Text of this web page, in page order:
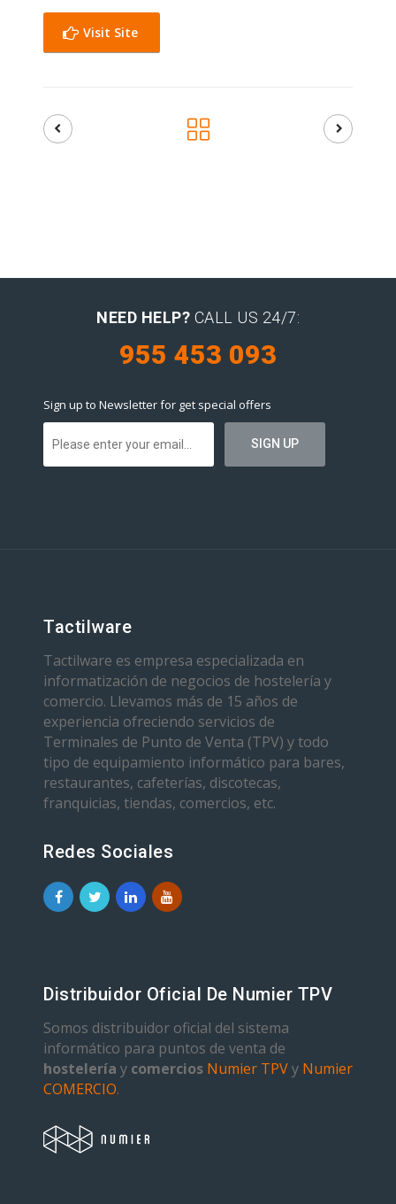
Visit Site
NEED HELP? CALL US 24/7:
955 453 093
Sign up to Newsletter for get special offers
Tactilware
Tactilware es empresa especializada en
informatización de negocios de hostelería y
comercio. Llevamos más de 15 años de
experiencia ofreciendo servicios de
Terminales de Punto de Venta (TPV) y todo
tipo de equipamiento informático para bares,
restaurantes, cafeterías, discotecas,
franquicias, tiendas, comercios, etc.
Redes Sociales
Distribuidor Oficial De Numier TPV
Somos distribuidor oficial del sistema
informático para puntos de venta de
hostelería y comercios Numier TPVy Numier
COMERCIO.